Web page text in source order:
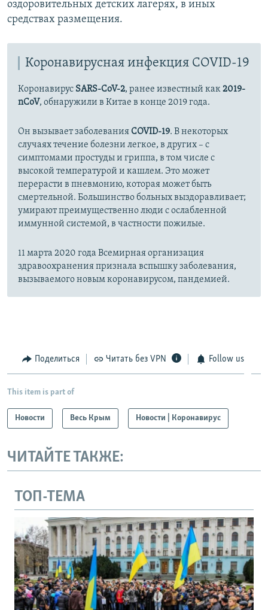
оздоровительных детских лагерях, в иных
средствах размещения.
Коронавирусная инфекция COVID-19
Коронавирус SARS-CoV-2, ранее известный как2019-
nCoV, обнаружили в Китае в конце 2019 года.
Он вызывает заболеванияCOVID-19. В некоторых
случаях течение болезни легкое, в других – с
симптомами простуды и гриппа, в том числе с
высокой температурой и кашлем. Это может
перерасти в пневмонию, которая может быть
смертельной. Большинство больных выздоравливает;
умирают преимущественно люди с ослабленной
иммунной системой, в частности пожилые.
11 марта 2020 года Всемирная организация
здравоохранения признала вспышку заболевания,
вызываемого новым коронавирусом, пандемией.
Поделиться Читать без VPN Follow us
This item is part of
Новости Весь Крым Новости | Коронавирус
ЧИТАЙТЕ ТАКЖЕ:
ТОП-ТЕМА